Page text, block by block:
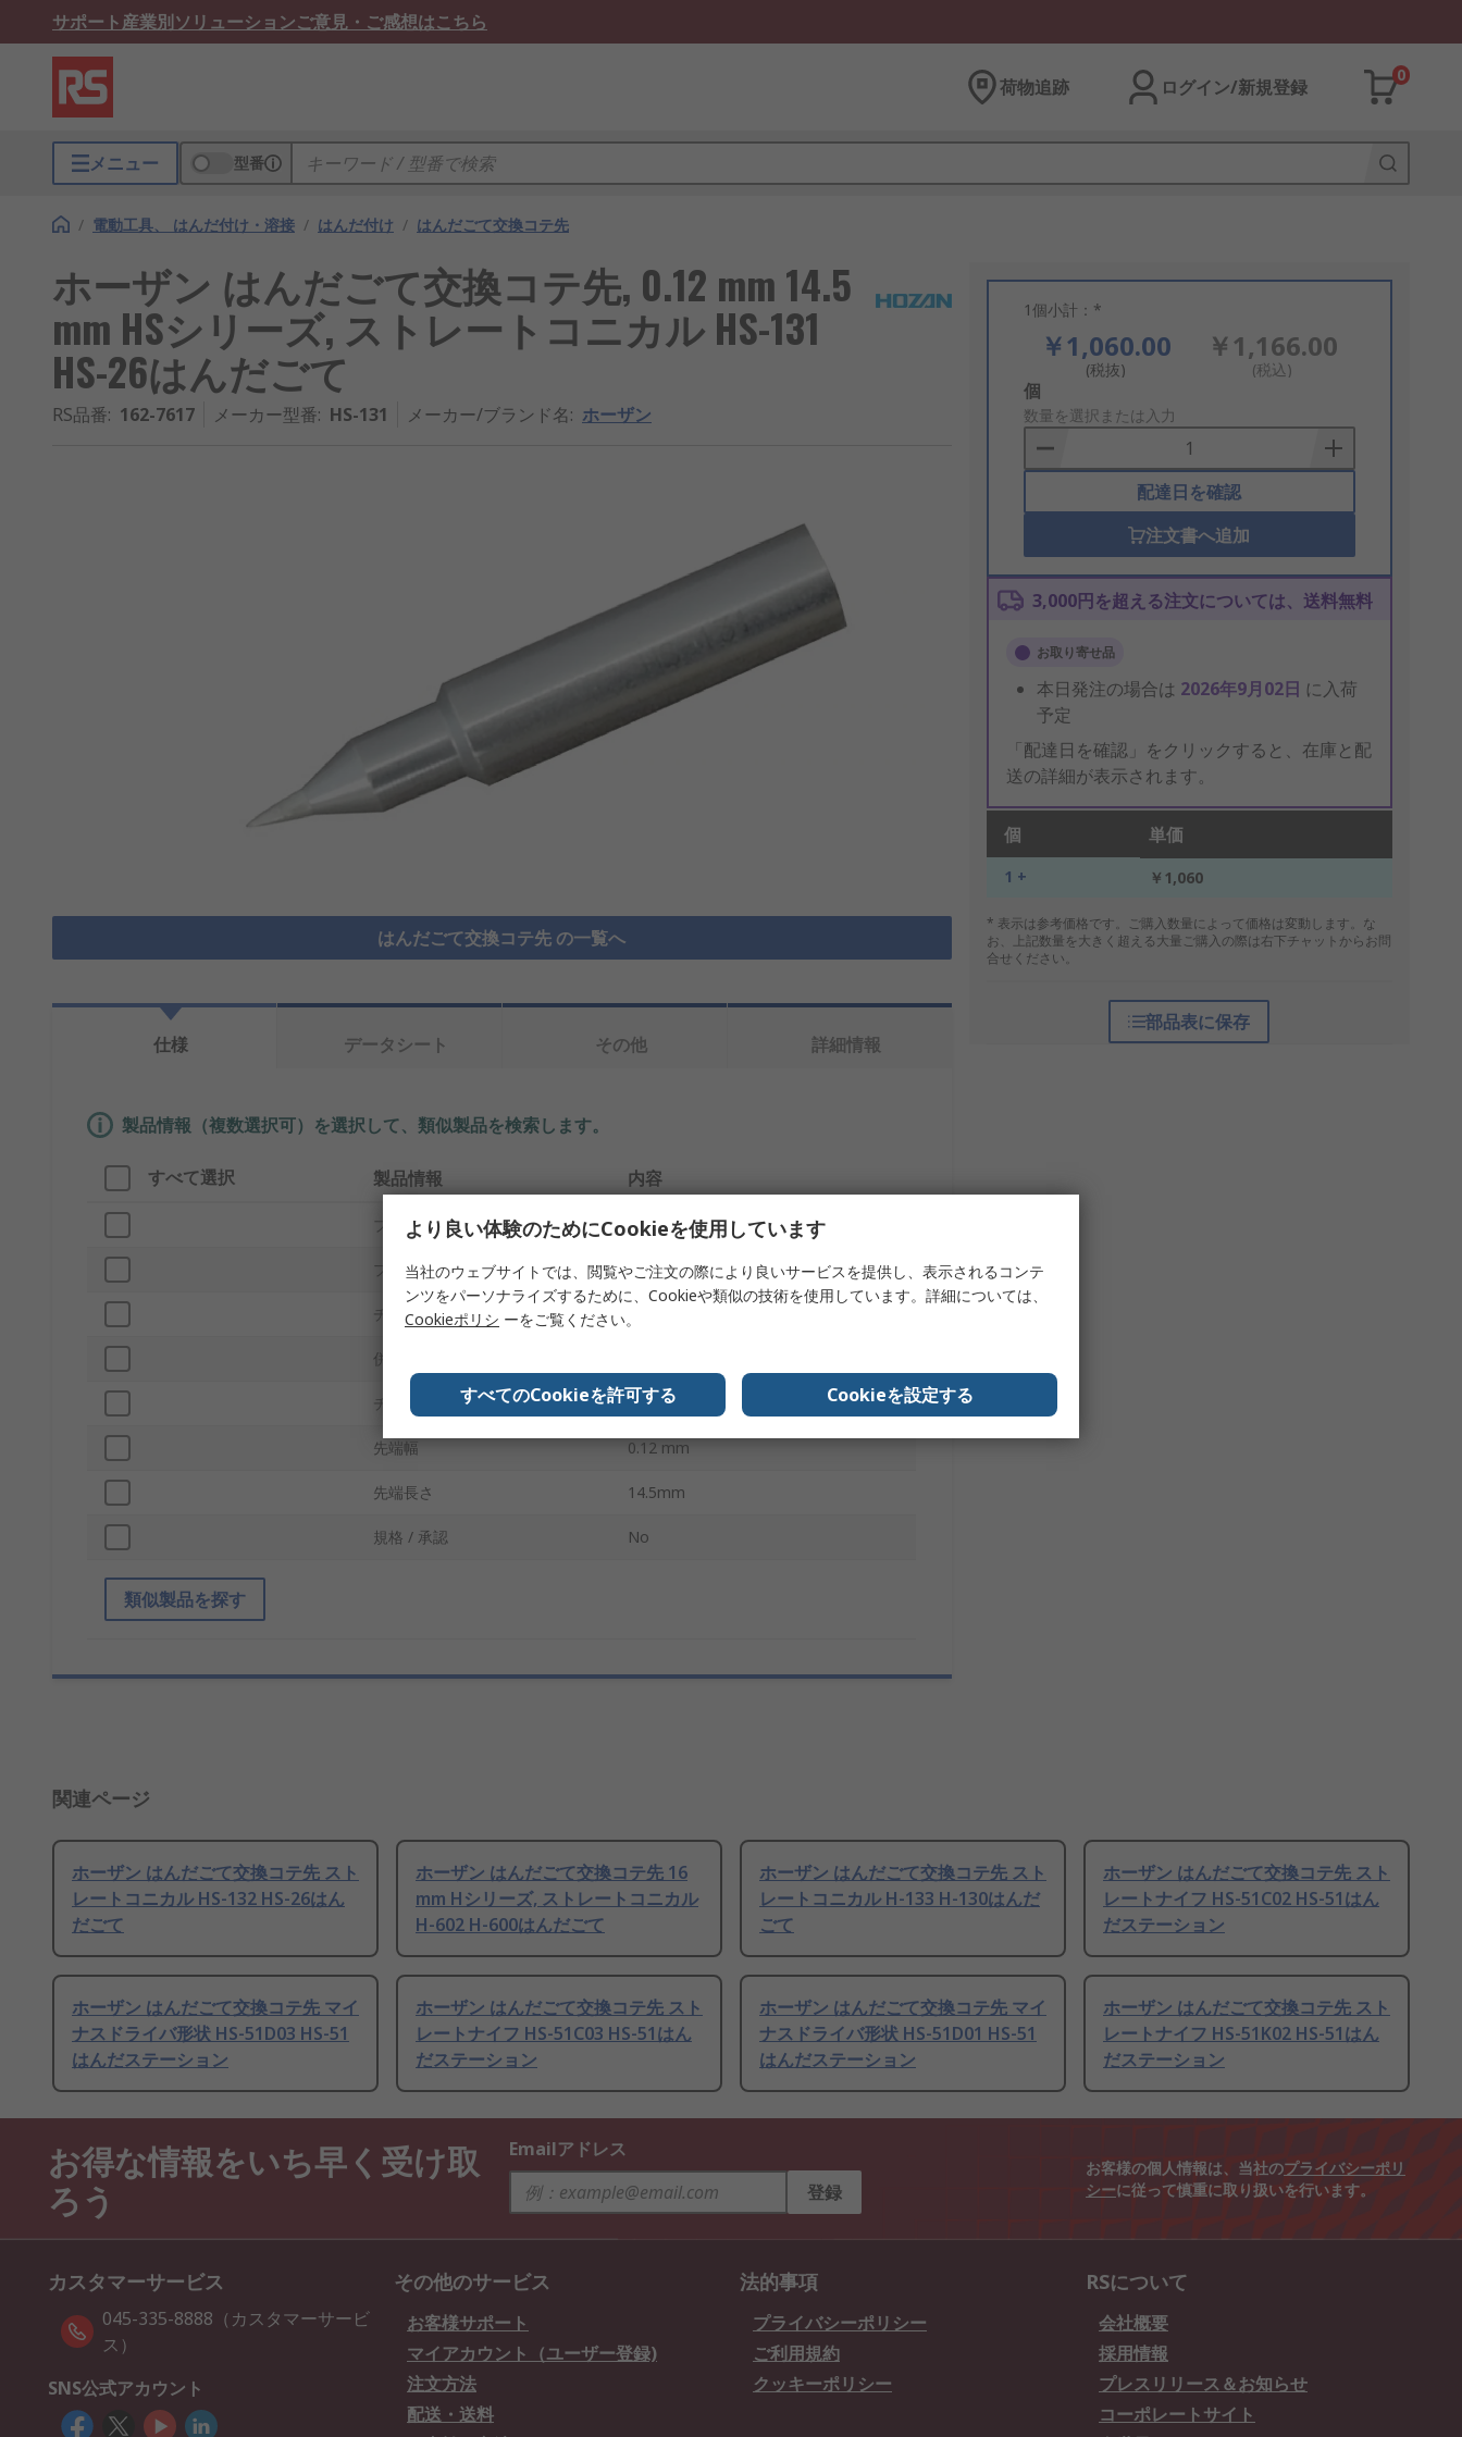
サポート産業別ソリューションご意見・ご感想はこちら
荷物追跡 ログイン/新規登録
0
メニュー 型番
/ 電動工具、 はんだ付け・溶接 / はんだ付け / はんだごて交換コテ先
ホーザン はんだごて交換コテ先, 0.12 mm 14.5
mm HSシリーズ, ストレートコニカル HS-131
HS-26はんだごて
RS品番: 162-7617 メーカー型番: HS-131 メーカー/ブランド名: ホーザン
はんだごて交換コテ先 の一覧へ
1個小計：*
￥1,060.00
(税抜)
￥1,166.00
(税込)
Add
to
Basket
個
数量を選択または入力
配達日を確認
注文書へ追加
3,000円を超える注文については、送料無料
お取り寄せ品
本日発注の場合は 2026年9月02日 に入荷
予定
「配達日を確認」をクリックすると、在庫と配
送の詳細が表示されます。
個 単価
1 + ￥1,060
* 表示は参考価格です。ご購入数量によって価格は変動します。な
お、上記数量を大きく超える大量ご購入の際は右下チャットからお問
合せください。
部品表に保存
仕様
データシート その他 詳細情報
製品情報（複数選択可）を選択して、類似製品を検索します。
すべて選択 製品情報 内容
ブランド ホーザン
プロダクトタイプ はんだごて交換コテ先
チップ形状
併用可能製品
チップシリーズ HS
先端幅 0.12 mm
先端長さ 14.5mm
規格 / 承認 No
類似製品を探す
関連ページ
ホーザン はんだごて交換コテ先 スト
レートコニカル HS-132 HS-26はん
だごて
ホーザン はんだごて交換コテ先 16
mm Hシリーズ, ストレートコニカル
H-602 H-600はんだごて
ホーザン はんだごて交換コテ先 スト
レートコニカル H-133 H-130はんだ
ごて
ホーザン はんだごて交換コテ先 スト
レートナイフ HS-51C02 HS-51はん
だステーション
ホーザン はんだごて交換コテ先 マイ
ナスドライバ形状 HS-51D03 HS-51
はんだステーション
ホーザン はんだごて交換コテ先 スト
レートナイフ HS-51C03 HS-51はん
だステーション
ホーザン はんだごて交換コテ先 マイ
ナスドライバ形状 HS-51D01 HS-51
はんだステーション
ホーザン はんだごて交換コテ先 スト
レートナイフ HS-51K02 HS-51はん
だステーション
お得な情報をいち早く受け取
ろう
Emailアドレス
登録
お客様の個人情報は、当社のプライバシーポリ
シーに従って慎重に取り扱いを行います。
カスタマーサービス
045-335-8888（カスタマーサービ
ス）
SNS公式アカウント
その他のサービス
お客様サポート
マイアカウント（ユーザー登録)
注文方法
配送・送料
法的事項
プライバシーポリシー
ご利用規約
クッキーポリシー
RSについて
会社概要
採用情報
プレスリリース＆お知らせ
コーポレートサイト
より良い体験のためにCookieを使用しています
当社のウェブサイトでは、閲覧やご注文の際により良いサービスを提供し、表示されるコンテ
ンツをパーソナライズするために、Cookieや類似の技術を使用しています。詳細については、
Cookieポリシ ーをご覧ください。
すべてのCookieを許可する Cookieを設定する